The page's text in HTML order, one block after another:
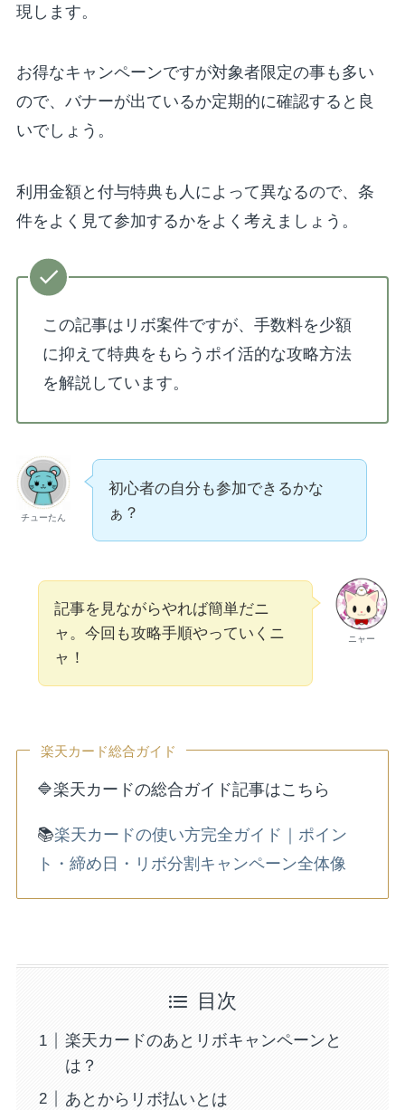
現します。
お得なキャンペーンですが対象者限定の事も多い
ので、バナーが出ているか定期的に確認すると良
いでしょう。
利用金額と付与特典も人によって異なるので、条
件をよく見て参加するかをよく考えましょう。
この記事はリボ案件ですが、手数料を少額
に抑えて特典をもらうポイ活的な攻略方法
を解説しています。
チューたん
初心者の自分も参加できるかな
ぁ？
ニャー
記事を見ながらやれば簡単だニ
ャ。今回も攻略手順やっていくニ
ャ！
楽天カード総合ガイド
🔷楽天カードの総合ガイド記事はこちら
📚楽天カードの使い方完全ガイド｜ポイン
ト・締め日・リボ分割キャンペーン全体像
目次
楽天カードのあとリボキャンペーンと
は？
あとからリボ払いとは